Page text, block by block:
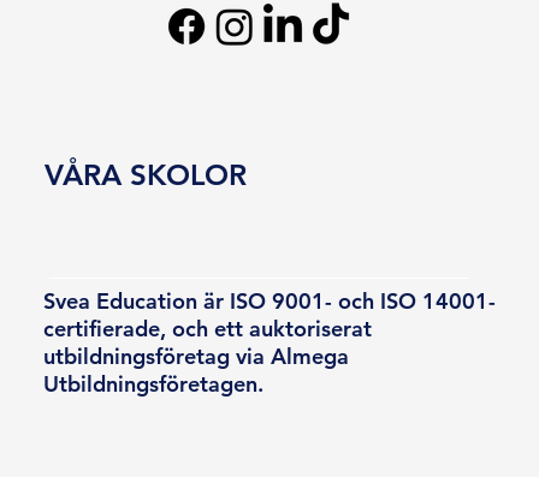
Svea Education är ISO 9001- och ISO 14001-
certifierade, och ett auktoriserat
utbildningsföretag via Almega
Utbildningsföretagen.
VÅRA SKOLOR